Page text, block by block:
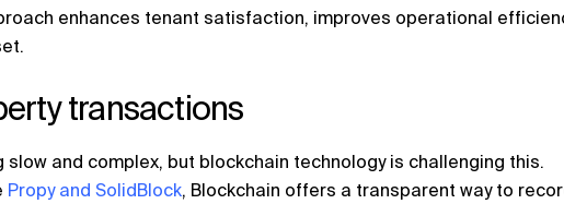
enhances tenant satisfaction, improves operational
transactions
and complex, but blockchain technology is challenging this.
Propy and SolidBlock, Blockchain offers a transparent way to